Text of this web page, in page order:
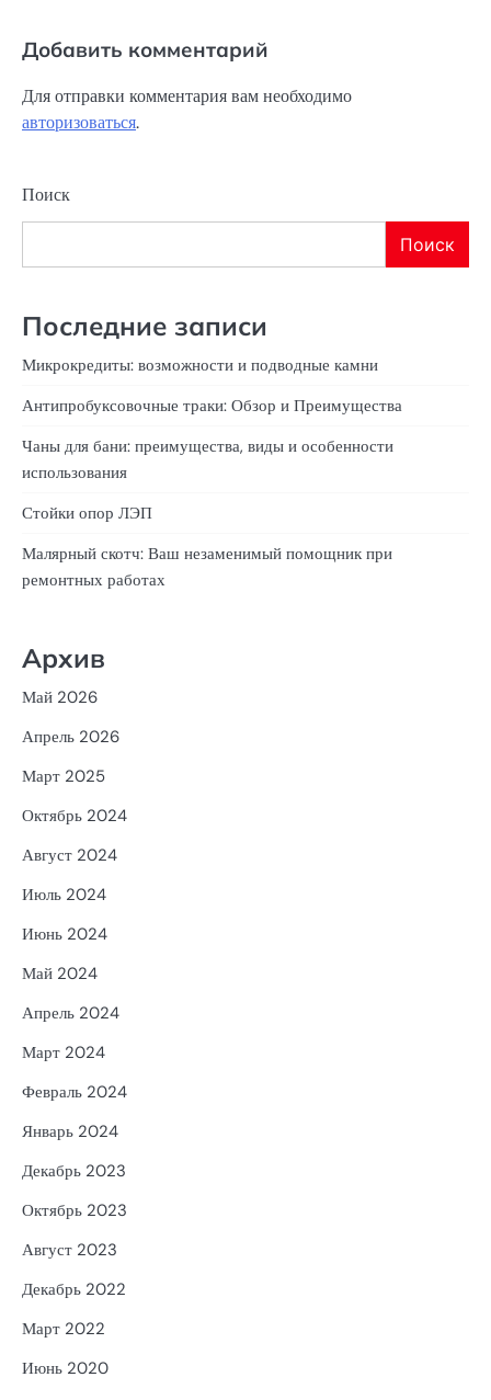
Добавить комментарий
Для отправки комментария вам необходимо
авторизоваться.
Поиск
Поиск
Последние записи
Микрокредиты: возможности и подводные камни
Антипробуксовочные траки: Обзор и Преимущества
Чаны для бани: преимущества, виды и особенности
использования
Стойки опор ЛЭП
Малярный скотч: Ваш незаменимый помощник при
ремонтных работах
Архив
Май 2026
Апрель 2026
Март 2025
Октябрь 2024
Август 2024
Июль 2024
Июнь 2024
Май 2024
Апрель 2024
Март 2024
Февраль 2024
Январь 2024
Декабрь 2023
Октябрь 2023
Август 2023
Декабрь 2022
Март 2022
Июнь 2020